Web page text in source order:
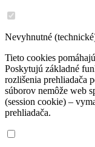
Nevyhnutné
Tieto cookies
Poskytujú základné
rozlišenia prehliadača
súborov nemôže web
(session cookie) –
prehliadača.